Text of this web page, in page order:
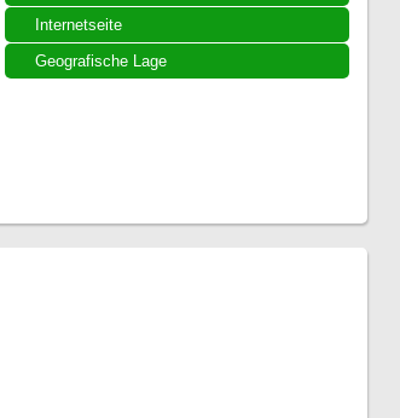
Internetseite
Geografische Lage